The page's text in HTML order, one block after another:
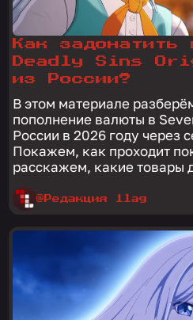
Как задонатить
Deadly Sins
из России?
В этом материале
пополнение валюты в
России в 2026 году через
Покажем, как проходит
расскажем, какие товары
@Редакция 1lag